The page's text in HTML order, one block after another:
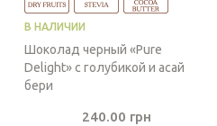
В НАЛИЧИИ
Шоколад черный «Pure
Delight» с голубикой и асай
бери
240.00 грн